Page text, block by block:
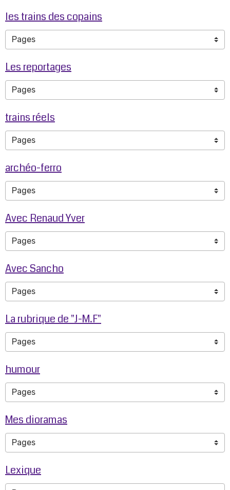
les trains des copains
Les reportages
trains réels
archéo-ferro
Avec Renaud Yver
Avec Sancho
La rubrique de "J-M.F"
humour
Mes dioramas
Lexique